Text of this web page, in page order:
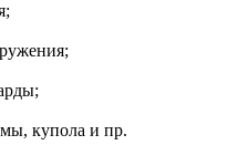
купола и пр.